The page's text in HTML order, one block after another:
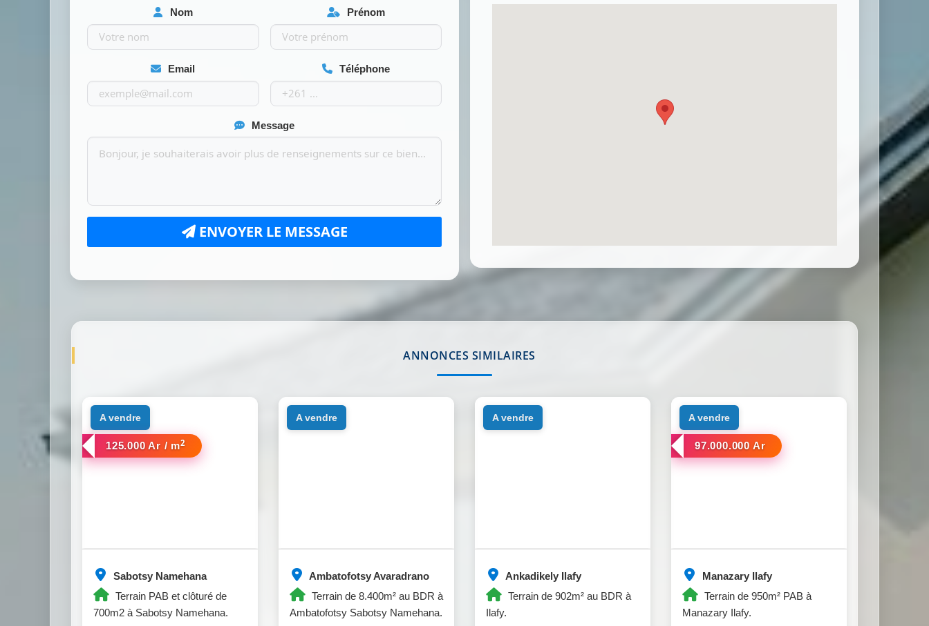
Nom Prénom
Email Téléphone
Message
ENVOYER LE MESSAGE
ANNONCES SIMILAIRES
Sabotsy Namehana
Terrain PAB et clôturé de
700m2 à Sabotsy Namehana.
a vendre
125.000 Ar / m2
Ambatofotsy Avaradrano
Terrain de 8.400m² au BDR à
Ambatofotsy Sabotsy Namehana.
a vendre
Ankadikely Ilafy
Terrain de 902m² au BDR à
Ilafy.
a vendre
Manazary Ilafy
Terrain de 950m² PAB à
Manazary Ilafy.
a vendre
97.000.000 Ar